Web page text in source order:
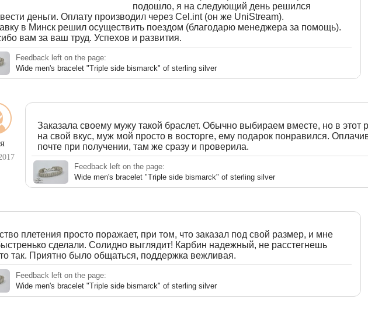
подошло, я на следующий день решился
деньги. Оплату производил через Cel.int (он же UniStream).
в Минск решил осуществить поездом (благодарю менеджера за помощь).
вам за ваш труд. Успехов и развития.
Feedback left on the page:
Wide men's bracelet "Triple side bismarck" of sterling silver
Заказала своему мужу такой браслет. Обычно выбираем вместе, но в этот
на свой вкус, муж мой просто в восторге, ему подарок понравился.
почте при получении, там же сразу и проверила.
Feedback left on the page:
Wide men's bracelet "Triple side bismarck" of sterling silver
плетения просто поражает, при том, что заказал под свой размер, и мне
сделали. Солидно выглядит! Карбин надежный, не расстегнешь
так. Приятно было общаться, поддержка вежливая.
Feedback left on the page:
Wide men's bracelet "Triple side bismarck" of sterling silver